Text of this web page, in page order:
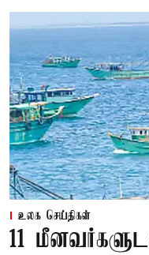
உலக செய்திகள்
11